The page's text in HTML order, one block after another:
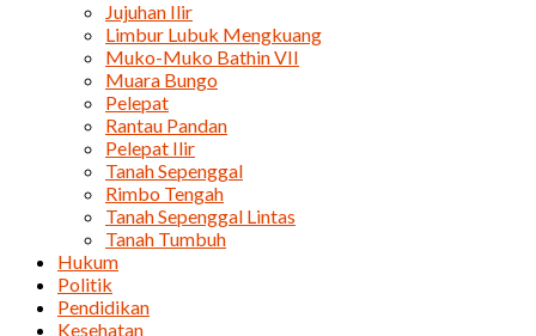
Jujuhan Ilir
Limbur Lubuk Mengkuang
Muko-Muko Bathin VII
Muara Bungo
Pelepat
Rantau Pandan
Pelepat Ilir
Tanah Sepenggal
Rimbo Tengah
Tanah Sepenggal Lintas
Tanah Tumbuh
Hukum
Politik
Pendidikan
Kesehatan